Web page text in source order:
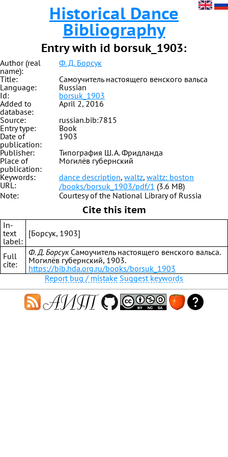
Historical Dance
Bibliography
Entry with id borsuk_1903:
Author (real
name):
Ф. Д. Борсук
Title:
Самоучитель настоящего венского вальса
Language:
Russian
Id:
borsuk_1903
Added to
database:
April 2, 2016
Source:
russian.bib:7815
Entry type:
Book
Date of
publication:
1903
Publisher:
Типография Ш. А. Фридланда
Place of
publication:
Могилёв губернский
Keywords:
dance description, waltz, waltz: boston
URL:
/books/borsuk_1903/pdf/1 (3.6 MB)
Note:
Courtesy of the National Library of Russia
Cite this item
In-
text
label:
[Борсук, 1903]
Full
cite:
Ф. Д. БорсукСамоучитель настоящего венского вальса.
Могилёв губернский, 1903.
https://bib.hda.org.ru/books/borsuk_1903
Report bug / mistake Suggest keywords